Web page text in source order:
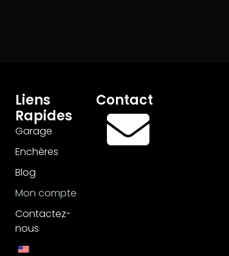
Liens
Rapides
Garage
Enchères
Blog
Mon compte
Contactez-
nous
Contact